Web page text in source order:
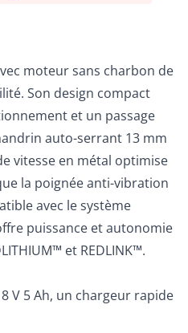
moteur sans charbon de
Son design compact
et un passage
auto-serrant 13 mm
vitesse en métal optimise
la poignée anti-vibration
avec le système
puissance et autonomie
et REDLINK™.
V 5 Ah, un chargeur rapide